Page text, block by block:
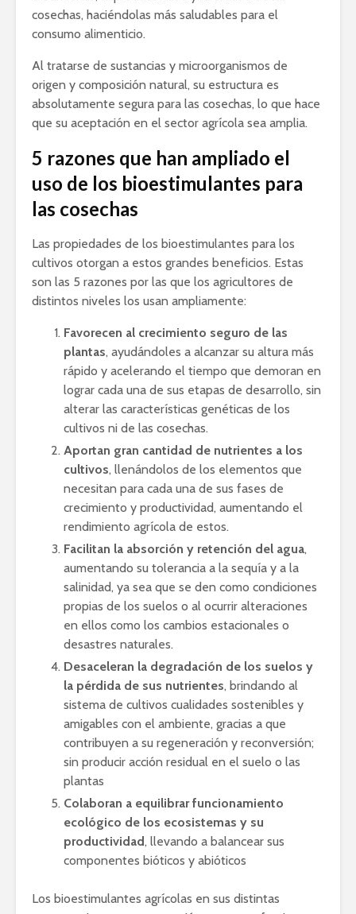
cosechas, haciéndolas más saludables para el
consumo alimenticio.
Al tratarse de sustancias y microorganismos de
origen y composición natural, su estructura es
absolutamente segura para las cosechas, lo que hace
que su aceptación en el sector agrícola sea amplia.
5 razones que han ampliado el
uso de los bioestimulantes para
las cosechas
Las propiedades de los bioestimulantes para los
cultivos otorgan a estos grandes beneficios. Estas
son las 5 razones por las que los agricultores de
distintos niveles los usan ampliamente:
Favorecen al crecimiento seguro de las
plantas, ayudándoles a alcanzar su altura más
rápido y acelerando el tiempo que demoran en
lograr cada una de sus etapas de desarrollo, sin
alterar las características genéticas de los
cultivos ni de las cosechas.
Aportan gran cantidad de nutrientes a los
cultivos, llenándolos de los elementos que
necesitan para cada una de sus fases de
crecimiento y productividad, aumentando el
rendimiento agrícola de estos.
Facilitan la absorción y retención del agua,
aumentando su tolerancia a la sequía y a la
salinidad, ya sea que se den como condiciones
propias de los suelos o al ocurrir alteraciones
en ellos como los cambios estacionales o
desastres naturales.
Desaceleran la degradación de los suelos y
la pérdida de sus nutrientes, brindando al
sistema de cultivos cualidades sostenibles y
amigables con el ambiente, gracias a que
contribuyen a su regeneración y reconversión;
sin producir acción residual en el suelo o las
plantas
Colaboran a equilibrar funcionamiento
ecológico de los ecosistemas y su
productividad, llevando a balancear sus
componentes bióticos y abióticos
Los bioestimulantes agrícolas en sus distintas